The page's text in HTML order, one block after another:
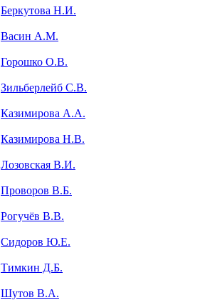
Беркутова Н.И.
Васин А.М.
Горошко О.В.
Зильберлейб С.В.
Казимирова А.А.
Казимирова Н.В.
Лозовская В.И.
Проворов В.Б.
Рогучёв В.В.
Сидоров Ю.Е.
Тимкин Д.Б.
Шутов В.А.